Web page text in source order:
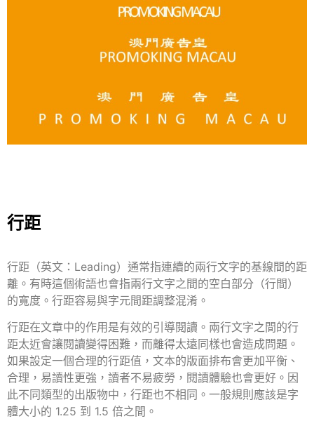
行距
行距（英文：Leading）通常指連續的兩行文字的基線間的距
離。有時這個術語也會指兩行文字之間的空白部分（行間）
的寬度。行距容易與字元間距調整混淆。
行距在文章中的作用是有效的引導閱讀。兩行文字之間的行
距太近會讓閱讀變得困難 ， 而離得太遠同樣也會造成問題。
如果設定一個合理的行距值，文本的版面排布會更加平衡、
合理，易讀性更強，讀者不易疲勞，閱讀體驗也會更好。因
此不同類型的出版物中，行距也不相同。 一般規則應該是字
體大小的 1.25 到 1.5 倍之間。